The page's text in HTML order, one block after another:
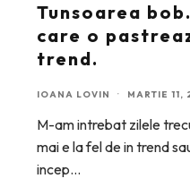
Tunsoarea
care o
trend.
IOANA LOVIN · MARTIE 11,
M-am intrebat zilele
mai e la fel de in trend
incep...